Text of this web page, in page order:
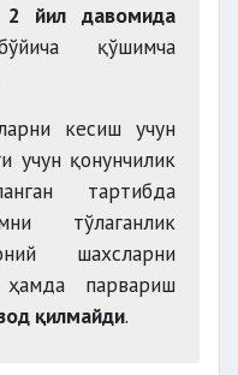
кўчириб
чиқади
бўлмаган
2 йил давомида
қўшимча
кесиш учун
учун қонунчилик
тартибда
тўлаганлик
шахсларни
парвариш
қилмайди.